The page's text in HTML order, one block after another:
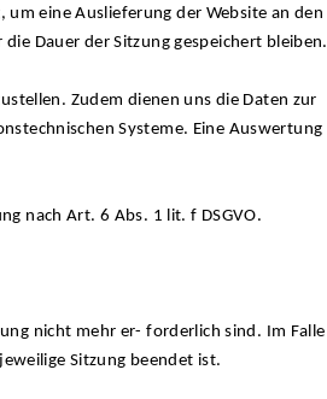
eine Auslieferung der Website an den
Dauer der Sitzung gespeichert bleiben.
Zudem dienen uns die Daten zur
Systeme. Eine Auswertung
nach Art. 6 Abs. 1 lit. f DSGVO.
nicht mehr er- forderlich sind. Im Falle
Sitzung beendet ist.